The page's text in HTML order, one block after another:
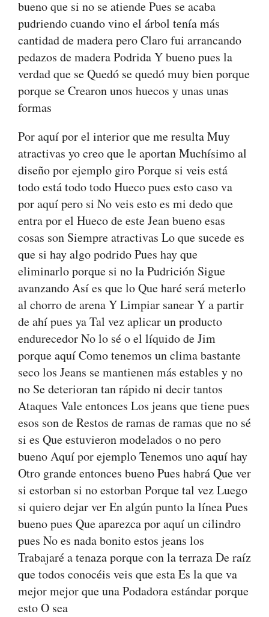
bueno que si no se atiende Pues se acaba
pudriendo cuando vino el árbol tenía más
cantidad de madera pero Claro fui arrancando
pedazos de madera Podrida Y bueno pues la
verdad que se Quedó se quedó muy bien porque
porque se Crearon unos huecos y unas unas
formas
Por aquí por el interior que me resulta Muy
atractivas yo creo que le aportan Muchísimo al
diseño por ejemplo giro Porque si veis está
todo está todo todo Hueco pues esto caso va
por aquí pero si No veis esto es mi dedo que
entra por el Hueco de este Jean bueno esas
cosas son Siempre atractivas Lo que sucede es
que si hay algo podrido Pues hay que
eliminarlo porque si no la Pudrición Sigue
avanzando Así es que lo Que haré será meterlo
al chorro de arena Y Limpiar sanear Y a partir
de ahí pues ya Tal vez aplicar un producto
endurecedor No lo sé o el líquido de Jim
porque aquí Como tenemos un clima bastante
seco los Jeans se mantienen más estables y no
no Se deterioran tan rápido ni decir tantos
Ataques Vale entonces Los jeans que tiene pues
esos son de Restos de ramas de ramas que no sé
si es Que estuvieron modelados o no pero
bueno Aquí por ejemplo Tenemos uno aquí hay
Otro grande entonces bueno Pues habrá Que ver
si estorban si no estorban Porque tal vez Luego
si quiero dejar ver En algún punto la línea Pues
bueno pues Que aparezca por aquí un cilindro
pues No es nada bonito estos jeans los
Trabajaré a tenaza porque con la terraza De raíz
que todos conocéis veis que esta Es la que va
mejor mejor que una Podadora estándar porque
esto O sea